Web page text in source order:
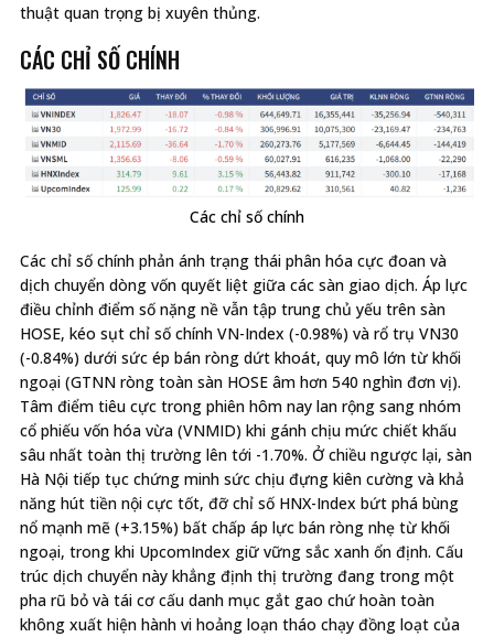
thuật quan trọng bị xuyên thủng.
CÁC CHỈ SỐ CHÍNH
Các chỉ số chính
Các chỉ số chính phản ánh trạng thái phân hóa cực đoan và
dịch chuyển dòng vốn quyết liệt giữa các sàn giao dịch. Áp lực
điều chỉnh điểm số nặng nề vẫn tập trung chủ yếu trên sàn
HOSE, kéo sụt chỉ số chính VN-Index (-0.98%) và rổ trụ VN30
(-0.84%) dưới sức ép bán ròng dứt khoát, quy mô lớn từ khối
ngoại (GTNN ròng toàn sàn HOSE âm hơn 540 nghìn đơn vị).
Tâm điểm tiêu cực trong phiên hôm nay lan rộng sang nhóm
cổ phiếu vốn hóa vừa (VNMID) khi gánh chịu mức chiết khấu
sâu nhất toàn thị trường lên tới -1.70%. Ở chiều ngược lại, sàn
Hà Nội tiếp tục chứng minh sức chịu đựng kiên cường và khả
năng hút tiền nội cực tốt, đỡ chỉ số HNX-Index bứt phá bùng
nổ mạnh mẽ (+3.15%) bất chấp áp lực bán ròng nhẹ từ khối
ngoại, trong khi UpcomIndex giữ vững sắc xanh ổn định. Cấu
trúc dịch chuyển này khẳng định thị trường đang trong một
pha rũ bỏ và tái cơ cấu danh mục gắt gao chứ hoàn toàn
không xuất hiện hành vi hoảng loạn tháo chạy đồng loạt của